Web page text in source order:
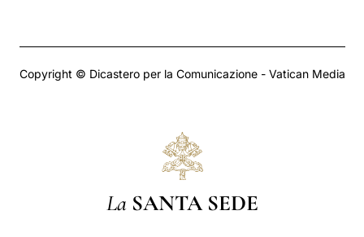
Copyright © Dicastero per la Comunicazione - Vatican Media
La SANTA SEDE